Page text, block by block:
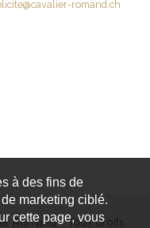
romand.ch
Romand - Tous droits
à des fins de
marketing ciblé.
cette page, vous